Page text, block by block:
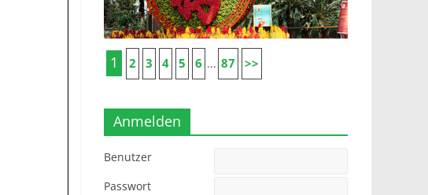
1 2 3 4 5 6 ... 87 >>
Anmelden
Benutzer
Passwort